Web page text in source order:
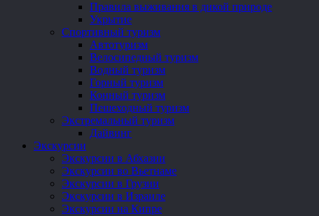
Правила выживания в дикой природе
Укрытие
Спортивный туризм
Автотуризм
Велосипедный туризм
Водный туризм
Горный туризм
Конный туризм
Пешеходный туризм
Экстремальный туризм
Дайвинг
Экскурсии
Экскурсии в Абхазии
Экскурсии во Вьетнаме
Экскурсии в Грузии
Экскурсии в Израиле
Экскурсии на Кипре